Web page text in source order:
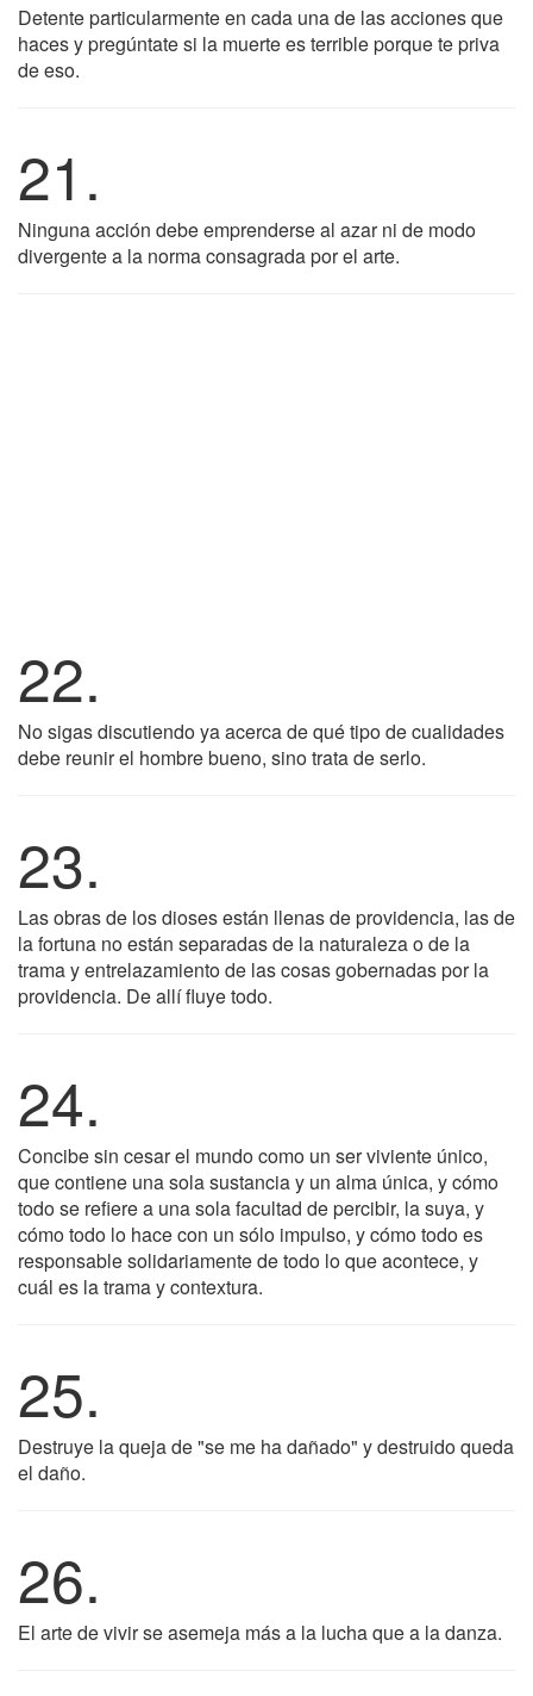
Detente particularmente en cada una de las acciones que
haces y pregúntate si la muerte es terrible porque te priva
de eso.
21.
Ninguna acción debe emprenderse al azar ni de modo
divergente a la norma consagrada por el arte.
22.
No sigas discutiendo ya acerca de qué tipo de cualidades
debe reunir el hombre bueno, sino trata de serlo.
23.
Las obras de los dioses están llenas de providencia, las de
la fortuna no están separadas de la naturaleza o de la
trama y entrelazamiento de las cosas gobernadas por la
providencia. De allí fluye todo.
24.
Concibe sin cesar el mundo como un ser viviente único,
que contiene una sola sustancia y un alma única, y cómo
todo se refiere a una sola facultad de percibir, la suya, y
cómo todo lo hace con un sólo impulso, y cómo todo es
responsable solidariamente de todo lo que acontece, y
cuál es la trama y contextura.
25.
Destruye la queja de "se me ha dañado" y destruido queda
el daño.
26.
El arte de vivir se asemeja más a la lucha que a la danza.